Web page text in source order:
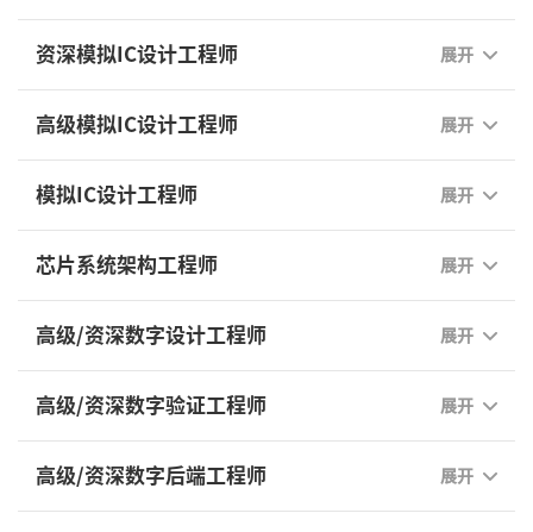
资深模拟IC设计工程师 展开
高级模拟IC设计工程师 展开
模拟IC设计工程师 展开
芯片系统架构工程师 展开
高级/资深数字设计工程师 展开
高级/资深数字验证工程师 展开
高级/资深数字后端工程师 展开